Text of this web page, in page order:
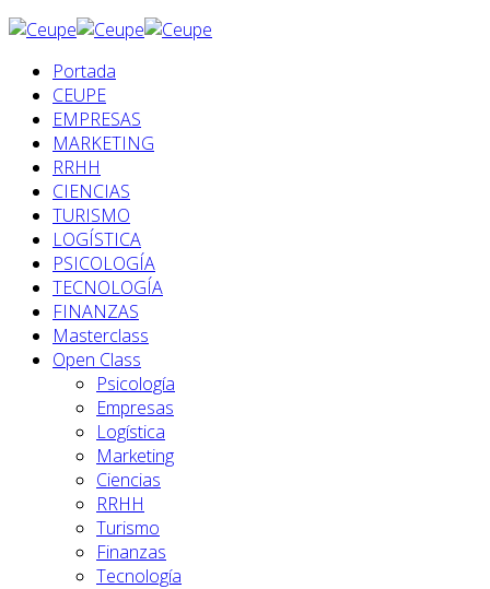
Portada
CEUPE
EMPRESAS
MARKETING
RRHH
CIENCIAS
TURISMO
LOGÍSTICA
PSICOLOGÍA
TECNOLOGÍA
FINANZAS
Masterclass
Open Class
Psicología
Empresas
Logística
Marketing
Ciencias
RRHH
Turismo
Finanzas
Tecnología